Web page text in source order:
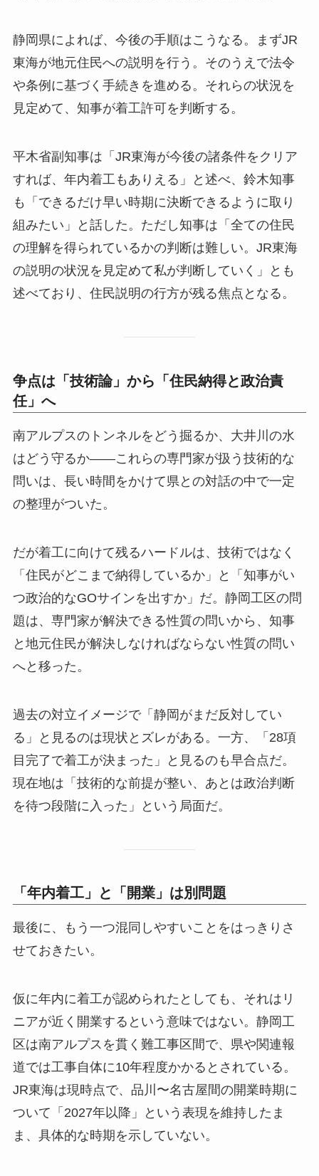
静岡県によれば、今後の手順はこうなる。まずJR
東海が地元住民への説明を行う。そのうえで法令
や条例に基づく手続きを進める。それらの状況を
見定めて、知事が着工許可を判断する。
平木省副知事は「JR東海が今後の諸条件をクリア
すれば、年内着工もありえる」と述べ、鈴木知事
も「できるだけ早い時期に決断できるように取り
組みたい」と話した。ただし知事は「全ての住民
の理解を得られているかの判断は難しい。JR東海
の説明の状況を見定めて私が判断していく」とも
述べており、住民説明の行方が残る焦点となる。
争点は「技術論」から「住民納得と政治責
任」へ
南アルプスのトンネルをどう掘るか、大井川の水
はどう守るか——これらの専門家が扱う技術的な
問いは、長い時間をかけて県との対話の中で一定
の整理がついた。
だが着工に向けて残るハードルは、技術ではなく
「住民がどこまで納得しているか」と「知事がい
つ政治的なGOサインを出すか」だ。静岡工区の問
題は、専門家が解決できる性質の問いから、知事
と地元住民が解決しなければならない性質の問い
へと移った。
過去の対立イメージで「静岡がまだ反対してい
る」と見るのは現状とズレがある。一方、「28項
目完了で着工が決まった」と見るのも早合点だ。
現在地は「技術的な前提が整い、あとは政治判断
を待つ段階に入った」という局面だ。
「年内着工」と「開業」は別問題
最後に、もう一つ混同しやすいことをはっきりさ
せておきたい。
仮に年内に着工が認められたとしても、それはリ
ニアが近く開業するという意味ではない。静岡工
区は南アルプスを貫く難工事区間で、県や関連報
道では工事自体に10年程度かかるとされている。
JR東海は現時点で、品川〜名古屋間の開業時期に
ついて「2027年以降」という表現を維持したま
ま、具体的な時期を示していない。